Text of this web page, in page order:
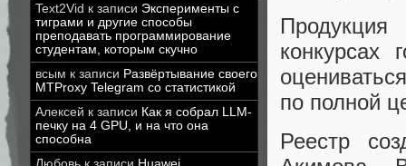
Text2Vid к записи Эксперименты с
тиграми и другие способы
преподавать программирование
студентам, которым скучно
всым к записи Развёртывание своего
MTProxy Telegram со статистикой
Алексей к записи Как я собрал LLM-
печку на 4 GPU, и на что она
способна
конкурсах
по полной
Реестр